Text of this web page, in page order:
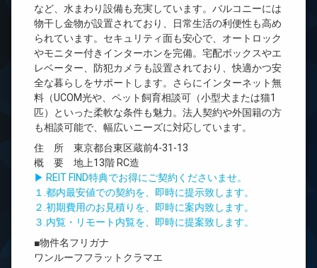
など、水まわり設備も充実しています。バルコニーには
物干し金物が設置されており、日常生活の利便性も高め
られています。セキュリティ面も安心で、オートロック
やモニター付きインターホンを完備。宅配ボックスやエ
レベーター、防犯カメラも設置されており、快適かつ安
全な暮らしをサポートします。さらにインターネット無
料（UCOM光や、ペット飼育相談可（小型犬または猫1
匹）といった柔軟な条件も魅力。法人契約や外国籍の方
も相談可能で、幅広いニーズに対応しています。
住 所 東京都台東区蔵前4-31-13
概 要 地上13階 RC造
▶ REIT FIND特典でお得にご契約くださいませ。
１.都内最安値での契約を、即時に提示致します。
２.初期費用のお見積りを、即時に案内致します。
３.内覧・リモート内覧を、即時に提案致します。
■物件名フリガナ
ワンルーフフラットクラマエ